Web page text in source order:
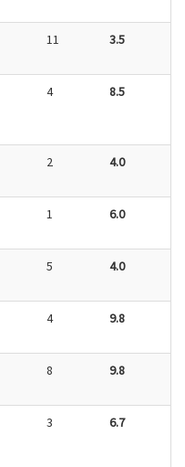
11 3.5
4 8.5
2 4.0
1 6.0
5 4.0
4 9.8
8 9.8
3 6.7